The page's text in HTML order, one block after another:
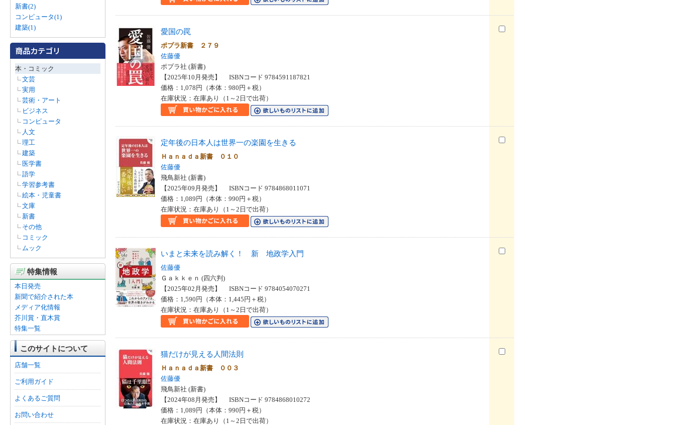
新書(2)
コンピュータ(1)
建築(1)
本・コミック
文芸
実用
芸術・アート
ビジネス
コンピュータ
人文
理工
建築
医学書
語学
学習参考書
絵本・児童書
文庫
新書
その他
コミック
ムック
特集情報
本日発売
新聞で紹介された本
メディア化情報
芥川賞・直木賞
特集一覧
このサイトについて
店舗一覧
ご利用ガイド
よくあるご質問
お問い合わせ
愛国の罠
ポプラ新書 ２７９
佐藤優
ポプラ社 (新書)
【2025年10月発売】 ISBNコード 9784591187821
価格：1,078円（本体：980円＋税）
在庫状況：在庫あり（1～2日で出荷）
定年後の日本人は世界一の楽園を生きる
Ｈａｎａｄａ新書 ０１０
佐藤優
飛鳥新社 (新書)
【2025年09月発売】 ISBNコード 9784868011071
価格：1,089円（本体：990円＋税）
在庫状況：在庫あり（1～2日で出荷）
いまと未来を読み解く！ 新 地政学入門
佐藤優
Ｇａｋｋｅｎ (四六判)
【2025年02月発売】 ISBNコード 9784054070271
価格：1,590円（本体：1,445円＋税）
在庫状況：在庫あり（1～2日で出荷）
猫だけが見える人間法則
Ｈａｎａｄａ新書 ００３
佐藤優
飛鳥新社 (新書)
【2024年08月発売】 ISBNコード 9784868010272
価格：1,089円（本体：990円＋税）
在庫状況：在庫あり（1～2日で出荷）